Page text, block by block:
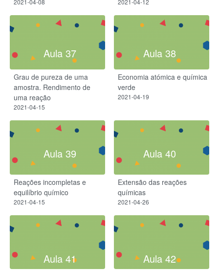
2021-04-08 2021-04-12
Aula 37
Grau de pureza de uma
amostra. Rendimento de
uma reação
2021-04-15
Aula 38
Economia atómica e química
verde
2021-04-19
Aula 39
Reações incompletas e
equilíbrio químico
2021-04-15
Aula 40
Extensão das reações
químicas
2021-04-26
Aula 41 Aula 42